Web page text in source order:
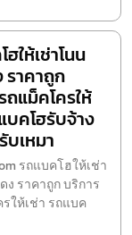
ให้เช่าโนน
าคาถูก
ถแม็คโครให้
บคโฮรับจ้าง
บเหมา
รถแบคโฮให้เช่า
ราคาถูก บริการ
ให้เช่า รถแบค